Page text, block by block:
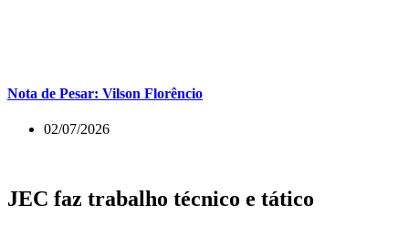
Nota de Pesar: Vilson Florêncio
02/07/2026
JEC faz trabalho técnico e tático